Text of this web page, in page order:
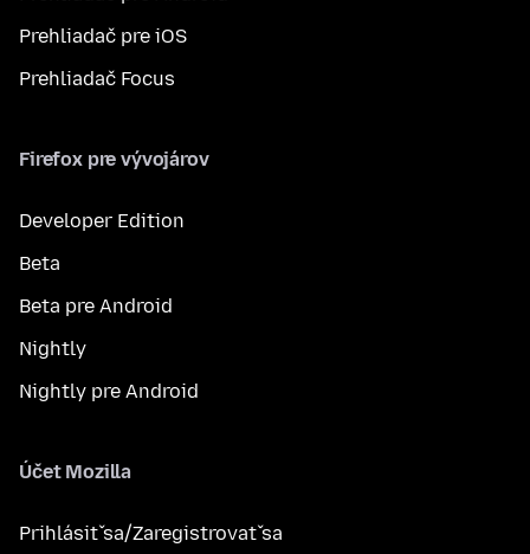
Prehliadač pre iOS
Prehliadač Focus
Firefox pre vývojárov
Developer Edition
Beta
Beta pre Android
Nightly
Nightly pre Android
Účet Mozilla
Prihlásiť sa/Zaregistrovať sa